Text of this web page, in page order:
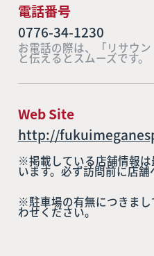
電話番号
0776-34-1230
お電話の際は、「リサウン
と伝えるとスムーズです。
Web Site
http://
※掲載している店舗情報
います。必ず訪問前に店
※駐車場の有無につきま
わせください。